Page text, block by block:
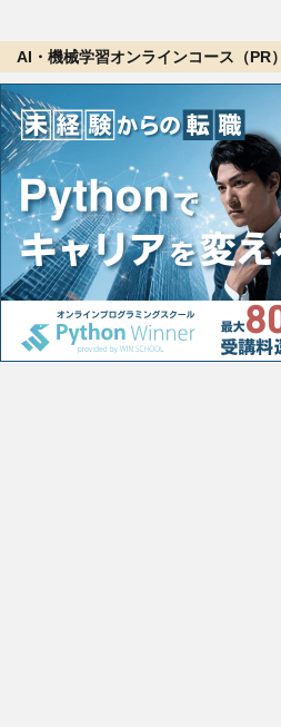
AI・機械学習オンラインコース（PR）